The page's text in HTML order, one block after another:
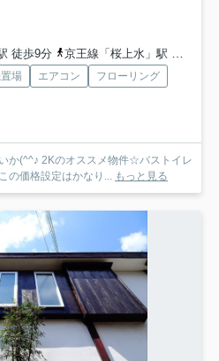
徒歩9分
京王線「桜上水」駅 徒歩12分
場 エアコン
フローリング
か(^^♪ 2Kのオススメ物件☆バストイレ
の価格設定はかなり... もっと見る